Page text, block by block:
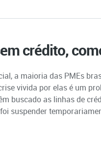
crédito,
a maioria das PMEs
vivida por elas é um
buscado as linhas de
suspender